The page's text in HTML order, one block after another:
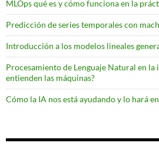
MLOps qué es y cómo funciona en la
Predicción de series temporales con
Introducción a los modelos lineales
Procesamiento de Lenguaje Natural en
entienden las máquinas?
Cómo la IA nos está ayudando y lo hará